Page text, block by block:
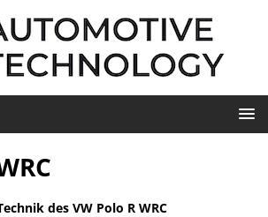
des VW Polo R WRC